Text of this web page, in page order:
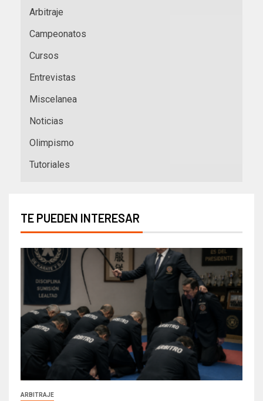
Arbitraje
Campeonatos
Cursos
Entrevistas
Miscelanea
Noticias
Olimpismo
Tutoriales
TE PUEDEN INTERESAR
ARBITRAJE